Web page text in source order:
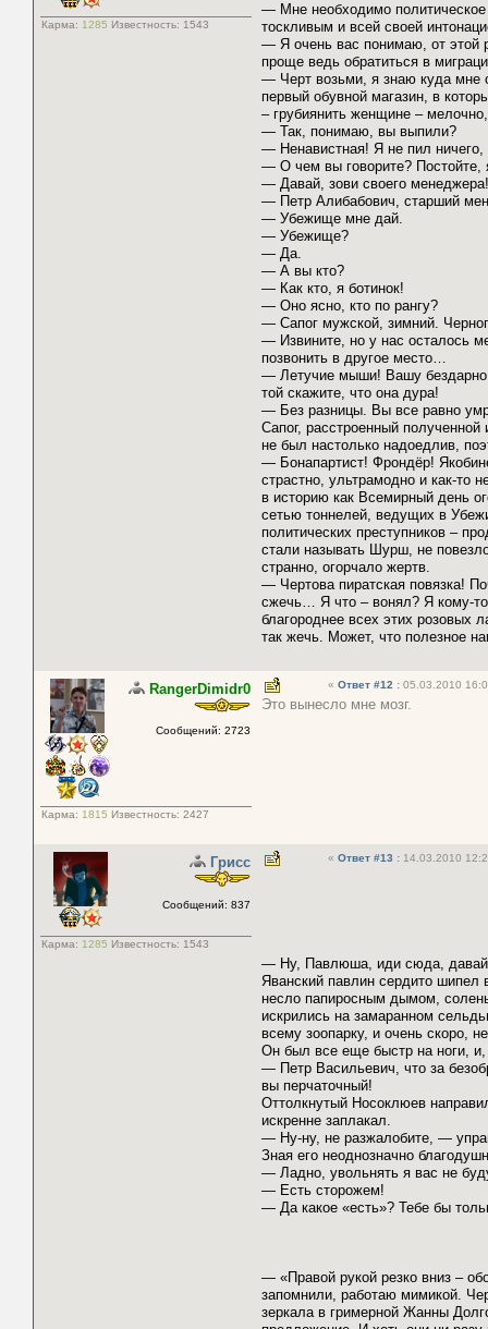
Карма: 1285 Известность: 1543
— Мне необходимо
тоскливым и всей своей
— Я очень вас понимаю, от этой
проще ведь обратиться в
— Черт возьми, я знаю куда мне
первый обувной магазин, в
– грубиянить женщине –
— Так, понимаю, вы выпили?
— Ненавистная! Я не пил ничего,
— О чем вы говорите? Постойте,
— Давай, зови своего
— Петр Алибабович, старший
— Убежище мне дай.
— Убежище?
— Да.
— А вы кто?
— Как кто, я ботинок!
— Оно ясно, кто по рангу?
— Сапог мужской, зимний.
— Извините, но у нас осталось
позвонить в другое место…
— Летучие мыши! Вашу бездарно
той скажите, что она дура!
— Без разницы. Вы все равно
Сапог, расстроенный
не был настолько надоедлив,
— Бонапартист! Фрондёр!
страстно, ультрамодно и как-то
в историю как Всемирный день
сетью тоннелей, ведущих в
политических преступников –
стали называть Шурш, не
странно, огорчало жертв.
— Чертова пиратская повязка!
сжечь… Я что – вонял? Я кому-
благороднее всех этих розовых
так жечь. Может, что полезное
RangerDimidr0
Сообщений: 2723
Карма: 1815 Известность: 2427
« Ответ #12 : 05.03.2010
Это вынесло мне мозг.
Грисс
Сообщений: 837
Карма: 1285 Известность: 1543
« Ответ #13 : 14.03.2010
— Ну, Павлюша, иди сюда, давай
Яванский павлин сердито шипел
несло папиросным дымом,
искрились на замаранном
всему зоопарку, и очень скоро,
Он был все еще быстр на ноги,
— Петр Васильевич, что за
вы перчаточный!
Оттолкнутый Носоклюев
искренне заплакал.
— Ну-ну, не разжалобите, —
Зная его неоднозначно
— Ладно, увольнять я вас не
— Есть сторожем!
— Да какое «есть»? Тебе бы
— «Правой рукой резко вниз –
запомнили, работаю мимикой.
зеркала в гримерной Жанны